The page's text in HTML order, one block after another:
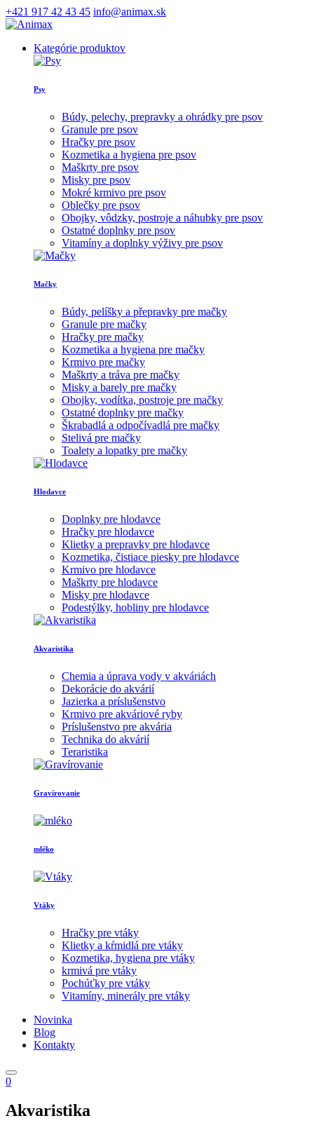
+421 917 42 43 45 info@animax.sk
Kategórie produktov
Psy
Búdy, pelechy, prepravky a ohrádky pre psov
Granule pre psov
Hračky pre psov
Kozmetika a hygiena pre psov
Maškrty pre psov
Misky pre psov
Mokré krmivo pre psov
Oblečky pre psov
Obojky, vôdzky, postroje a náhubky pre psov
Ostatné doplnky pre psov
Vitamíny a doplnky výživy pre psov
Mačky
Búdy, pelíšky a přepravky pre mačky
Granule pre mačky
Hračky pre mačky
Kozmetika a hygiena pre mačky
Krmivo pre mačky
Maškrty a tráva pre mačky
Misky a barely pre mačky
Obojky, vodítka, postroje pre mačky
Ostatné doplnky pre mačky
Škrabadlá a odpočívadlá pre mačky
Stelivá pre mačky
Toalety a lopatky pre mačky
Hlodavce
Doplnky pre hlodavce
Hračky pre hlodavce
Klietky a prepravky pre hlodavce
Kozmetika, čistiace piesky pre hlodavce
Krmivo pre hlodavce
Maškrty pre hlodavce
Misky pre hlodavce
Podestýlky, hobliny pre hlodavce
Akvaristika
Chemia a úprava vody v akváriách
Dekorácie do akvárií
Jazierka a príslušenstvo
Krmivo pre akváriové ryby
Príslušenstvo pre akvária
Technika do akvárií
Teraristika
Gravírovanie
mléko
Vtáky
Hračky pre vtáky
Klietky a kŕmidlá pre vtáky
Kozmetika, hygiena pre vtáky
krmivá pre vtáky
Pochúťky pre vtáky
Vitamíny, minerály pre vtáky
Novinka
Blog
Kontakty
0
Akvaristika